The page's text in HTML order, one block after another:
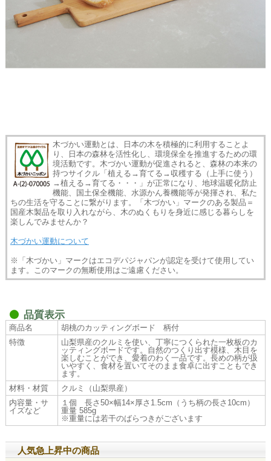
木づかい運動とは、日本の木を積極的に利用することよ
り、日本の森林を活性化し、環境保全を推進するための環
境活動です。木づかい運動が促進されると、森林の本来の
持つサイクル「植える→育てる→収穫する（上手に使う）
→植える→育てる・・・」が正常になり、地球温暖化防止
機能、国土保全機能、水源かん養機能等が発揮され、私た
ちの生活を守ることに繋がります。「木づかい」マークのある製品＝
国産木製品を取り入れながら、木のぬくもりを身近に感じる暮らしを
楽しんでみませんか？
木づかい運動について
※「木づかい」マークはエコデパジャパンが認定を受けて使用してい
ます。このマークの無断使用はご遠慮ください。
品質表示
商品名
胡桃のカッティングボード 柄付
特徴
山梨県産のクルミを使い、丁寧につくられた一枚板のカ
ッティングボードです。自然のつくり出す模様、木目を
楽しむことができ、愛着のわく一品です。長めの柄が扱
いやすく、食材を置いてそのまま食卓に出すこともでき
ます。
材料・材質
クルミ（山梨県産）
内容量・サ
イズなど
１個 長さ50×幅14×厚さ1.5cm（うち柄の長さ10cm）
重量 585g
※重量には若干のばらつきがございます
人気急上昇中の商品